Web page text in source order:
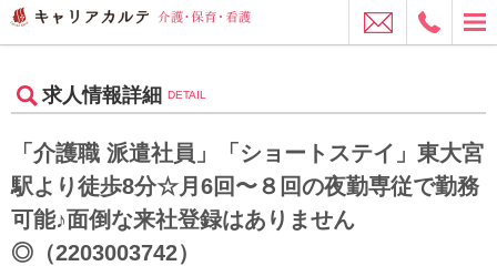
求人情報詳細 DETAIL
「介護職 派遣社員」「ショートステイ」東大宮
駅より徒歩8分☆月6回〜８回の夜勤専従で勤務
可能♪面倒な来社登録はありません
◎（2203003742）